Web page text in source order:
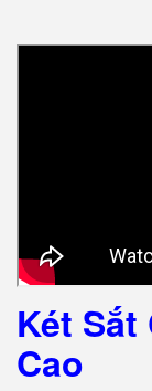
Két
Cao